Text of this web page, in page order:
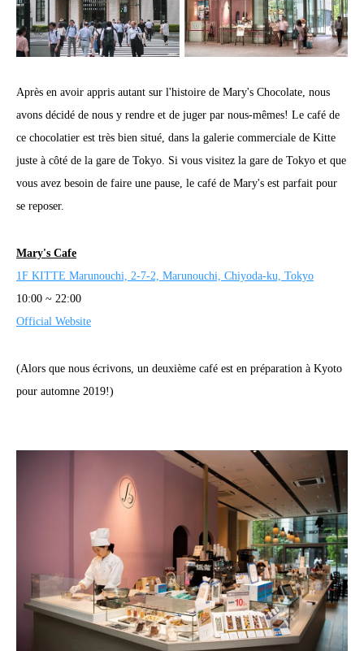
Après en avoir appris autant sur l'histoire de Mary's Chocolate, nous
avons décidé de nous y rendre et de juger par nous-mêmes! Le café de
ce chocolatier est très bien situé, dans la galerie commerciale de Kitte
juste à côté de la gare de Tokyo. Si vous visitez la gare de Tokyo et que
vous avez besoin de faire une pause, le café de Mary's est parfait pour
se reposer.
Mary's Cafe
1F KITTE Marunouchi, 2-7-2, Marunouchi, Chiyoda-ku, Tokyo
10:00 ~ 22:00
Official Website
(Alors que nous écrivons, un deuxième café est en préparation à Kyoto
pour automne 2019!)